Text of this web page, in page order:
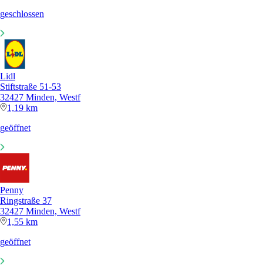
geschlossen
Lidl
Stiftstraße 51-53
32427 Minden, Westf
1,19 km
geöffnet
Penny
Ringstraße 37
32427 Minden, Westf
1,55 km
geöffnet